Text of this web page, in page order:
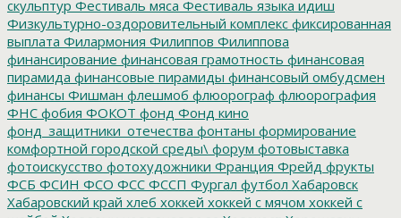
скульптур Фестиваль мяса Фестиваль языка идиш
Физкультурно-оздоровительный комплекс фиксированная
выплата Филармония Филиппов Филиппова
финансирование финансовая грамотность финансовая
пирамида финансовые пирамиды финансовый омбудсмен
финансы Фишман флешмоб флюорограф флюорография
ФНС фобия ФОКОТ фонд Фонд кино
фонд_защитники_отечества фонтаны формирование
комфортной городской среды\ форум фотовыставка
фотоискусство фотохудожники Франция Фрейд фрукты
ФСБ ФСИН ФСО ФСС ФССП Фургал футбол Хабаровск
Хабаровский край хлеб хоккей хоккей с мячом хоккей с